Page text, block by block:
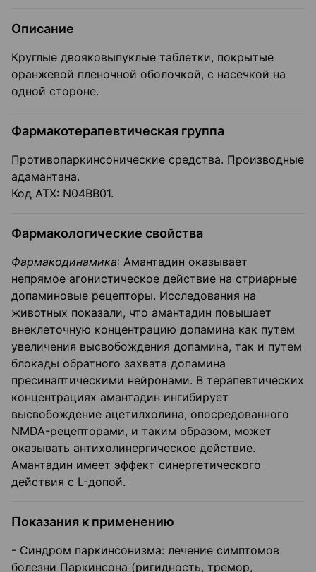
Описание
Круглые двояковыпуклые таблетки, покрытые
оранжевой пленочной оболочкой, с насечкой на
одной стороне.
Фармакотерапевтическая группа
Противопаркинсонические средства. Производные
адамантана.
Код ATX: N04BB01.
Фармакологические свойства
Фармакодинамика: Амантадин оказывает
непрямое агонистическое действие на стриарные
допаминовые рецепторы. Исследования на
животных показали, что амантадин повышает
внеклеточную концентрацию допамина как путем
увеличения высвобождения допамина, так и путем
блокады обратного захвата допамина
пресинаптическими нейронами. В терапевтических
концентрациях амантадин ингибирует
высвобождение ацетилхолина, опосредованного
NMDA-рецепторами, и таким образом, может
оказывать антихолинергическое действие.
Амантадин имеет эффект синергетического
действия с L-допой.
Показания к применению
- Синдром паркинсонизма: лечение симптомов
болезни Паркинсона (ригидность, тремор,